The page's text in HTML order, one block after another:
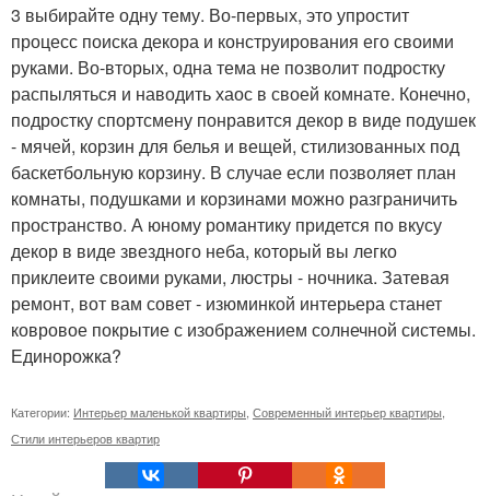
3 выбирайте одну тему. Во-первых, это упростит
процесс поиска декора и конструирования его своими
руками. Во-вторых, одна тема не позволит подростку
распыляться и наводить хаос в своей комнате. Конечно,
подростку спортсмену понравится декор в виде подушек
- мячей, корзин для белья и вещей, стилизованных под
баскетбольную корзину. В случае если позволяет план
комнаты, подушками и корзинами можно разграничить
пространство. А юному романтику придется по вкусу
декор в виде звездного неба, который вы легко
приклеите своими руками, люстры - ночника. Затевая
ремонт, вот вам совет - изюминкой интерьера станет
ковровое покрытие с изображением солнечной системы.
Единорожка?
Категории: Интерьер маленькой квартиры Современный интерьер квартиры
Стили интерьеров квартир